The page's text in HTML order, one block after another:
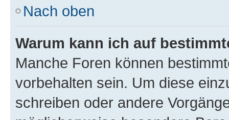
Nach oben
Warum kann ich auf
Manche Foren können
vorbehalten sein. Um diese
schreiben oder andere